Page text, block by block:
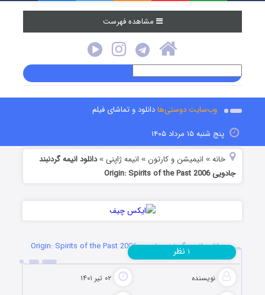
مشاهده فهرست
وب‌سایت دوستی‌هادانلود و تماشای فیلم
پنج شنبه ۱۵ مرداد ۱۴۰۵
خانه » انیمیشن و کارتون » انیمه ژاپنی »دانلود انیمه گردنبند
جادویی Origin: Spirits of the Past 2006
دانلود انیمه گردنبند جادویی Origin: Spirits of the Past 2006
نویسنده ۰۲ تیر ۱۴۰۱
۱ نظر